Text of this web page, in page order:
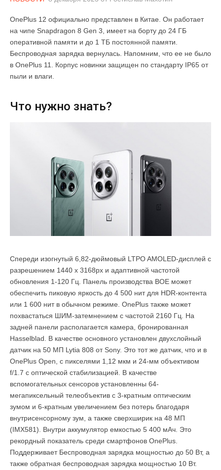
OnePlus 12 официально представлен в Китае. Он работает
на чипе Snapdragon 8 Gen 3, имеет на борту до 24 ГБ
оперативной памяти и до 1 ТБ постоянной памяти.
Беспроводная зарядка вернулась. Напомним, что ее не было
в OnePlus 11. Корпус новинки защищен по стандарту IP65 от
пыли и влаги.
Что нужно знать?
Спереди изогнутый 6,82-дюймовый LTPO AMOLED-дисплей с
разрешением 1440 x 3168px и адаптивной частотой
обновления 1-120 Гц. Панель производства BOE может
обеспечить пиковую яркость до 4 500 нит для HDR-контента
или 1 600 нит в обычном режиме. OnePlus также может
похвастаться ШИМ-затемнением с частотой 2160 Гц. На
задней панели располагается камера, бронированная
Hasselblad. В качестве основного установлен двухслойный
датчик на 50 МП Lytia 808 от Sony. Это тот же датчик, что и в
OnePlus Open, с пикселями 1,12 мкм и 24-мм объективом
f/1.7 с оптической стабилизацией. В качестве
вспомогательных сенсоров установленны 64-
мегапиксельный телеобъектив с 3-кратным оптическим
зумом и 6-кратным увеличением без потерь благодаря
внутрисенсорному зум, а также сверхширик на 48 МП
(IMX581). Внутри аккумулятор емкостью 5 400 мАч. Это
рекордный показатель среди смартфонов OnePlus.
Поддерживает Беспроводная зарядка мощностью до 50 Вт, а
также обратная беспроводная зарядка мощностью 10 Вт.